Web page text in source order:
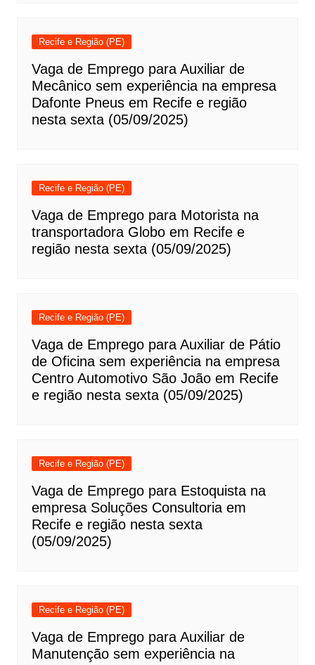
Recife e Região (PE)
Vaga de Emprego para Auxiliar de
Mecânico sem experiência na empresa
Dafonte Pneus em Recife e região
nesta sexta (05/09/2025)
Recife e Região (PE)
Vaga de Emprego para Motorista na
transportadora Globo em Recife e
região nesta sexta (05/09/2025)
Recife e Região (PE)
Vaga de Emprego para Auxiliar de Pátio
de Oficina sem experiência na empresa
Centro Automotivo São João em Recife
e região nesta sexta (05/09/2025)
Recife e Região (PE)
Vaga de Emprego para Estoquista na
empresa Soluções Consultoria em
Recife e região nesta sexta
(05/09/2025)
Recife e Região (PE)
Vaga de Emprego para Auxiliar de
Manutenção sem experiência na